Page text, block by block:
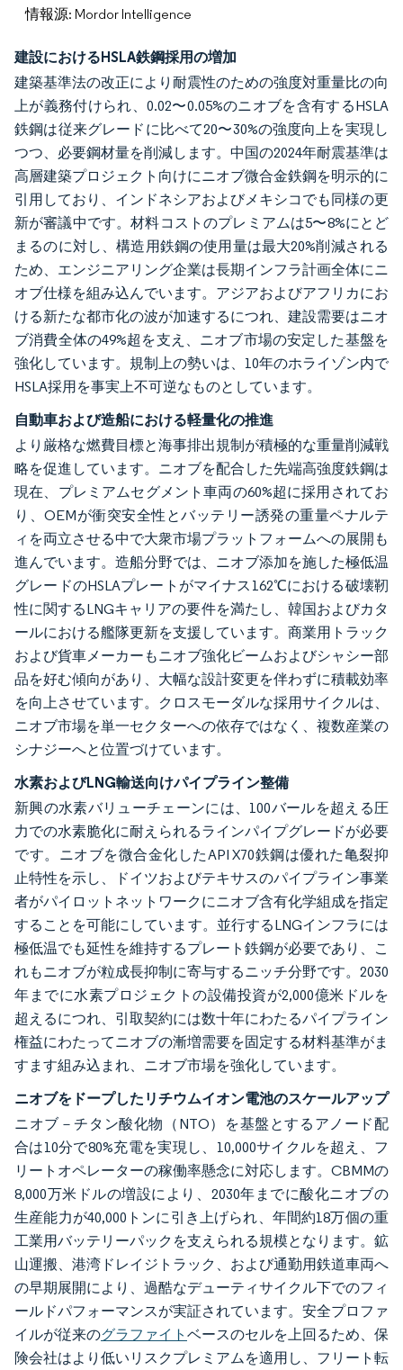
情報源: Mordor Intelligence
建設におけるHSLA鉄鋼採用の増加
建築基準法の改正により耐震性のための強度対重量比の向
上が義務付けられ、0.02〜0.05%のニオブを含有するHSLA
鉄鋼は従来グレードに比べて20〜30%の強度向上を実現し
つつ、必要鋼材量を削減します。中国の2024年耐震基準は
高層建築プロジェクト向けにニオブ微合金鉄鋼を明示的に
引用しており、インドネシアおよびメキシコでも同様の更
新が審議中です。材料コストのプレミアムは5〜8%にとど
まるのに対し、構造用鉄鋼の使用量は最大20%削減される
ため、エンジニアリング企業は長期インフラ計画全体にニ
オブ仕様を組み込んでいます。アジアおよびアフリカにお
ける新たな都市化の波が加速するにつれ、建設需要はニオ
ブ消費全体の49%超を支え、ニオブ市場の安定した基盤を
強化しています。規制上の勢いは、10年のホライゾン内で
HSLA採用を事実上不可逆なものとしています。
自動車および造船における軽量化の推進
より厳格な燃費目標と海事排出規制が積極的な重量削減戦
略を促進しています。ニオブを配合した先端高強度鉄鋼は
現在、プレミアムセグメント車両の60%超に採用されてお
り、OEMが衝突安全性とバッテリー誘発の重量ペナルテ
ィを両立させる中で大衆市場プラットフォームへの展開も
進んでいます。造船分野では、ニオブ添加を施した極低温
グレードのHSLAプレートがマイナス162℃における破壊靭
性に関するLNGキャリアの要件を満たし、韓国およびカタ
ールにおける艦隊更新を支援しています。商業用トラック
および貨車メーカーもニオブ強化ビームおよびシャシー部
品を好む傾向があり、大幅な設計変更を伴わずに積載効率
を向上させています。クロスモーダルな採用サイクルは、
ニオブ市場を単一セクターへの依存ではなく、複数産業の
シナジーへと位置づけています。
水素およびLNG輸送向けパイプライン整備
新興の水素バリューチェーンには、100バールを超える圧
力での水素脆化に耐えられるラインパイプグレードが必要
です。ニオブを微合金化したAPI X70鉄鋼は優れた亀裂抑
止特性を示し、ドイツおよびテキサスのパイプライン事業
者がパイロットネットワークにニオブ含有化学組成を指定
することを可能にしています。並行するLNGインフラには
極低温でも延性を維持するプレート鉄鋼が必要であり、こ
れもニオブが粒成長抑制に寄与するニッチ分野です。2030
年までに水素プロジェクトの設備投資が2,000億米ドルを
超えるにつれ、引取契約には数十年にわたるパイプライン
権益にわたってニオブの漸増需要を固定する材料基準がま
すます組み込まれ、ニオブ市場を強化しています。
ニオブをドープしたリチウムイオン電池のスケールアップ
ニオブ－チタン酸化物（NTO）を基盤とするアノード配
合は10分で80%充電を実現し、10,000サイクルを超え、フ
リートオペレーターの稼働率懸念に対応します。CBMMの
8,000万米ドルの増設により、2030年までに酸化ニオブの
生産能力が40,000トンに引き上げられ、年間約18万個の重
工業用バッテリーパックを支えられる規模となります。鉱
山運搬、港湾ドレイジトラック、および通勤用鉄道車両へ
の早期展開により、過酷なデューティサイクル下でのフィ
ールドパフォーマンスが実証されています。安全プロファ
イルが従来のグラファイト ベースのセルを上回るため、保
険会社はより低いリスクプレミアムを適用し、フリート転